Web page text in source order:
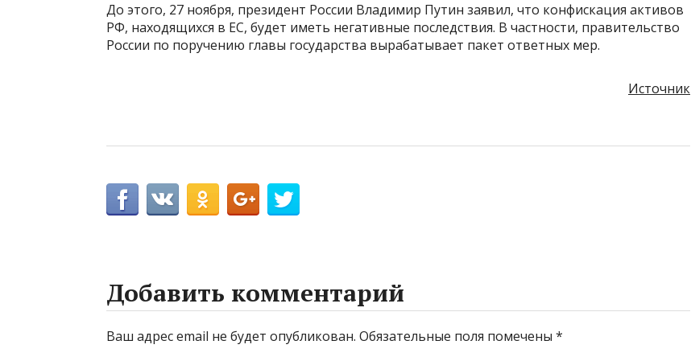
До этого, 27 ноября, президент России Владимир Путин заявил, что конфискация активов
РФ, находящихся в ЕС, будет иметь негативные последствия. В частности, правительство
России по поручению главы государства вырабатывает пакет ответных мер.
Источник
Добавить комментарий
Ваш адрес email не будет опубликован. Обязательные поля помечены *